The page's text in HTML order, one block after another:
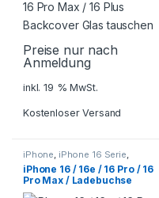
Preise nur nach
Anmeldung
inkl. 19 % MwSt.
Kostenloser Versand
iPhone, iPhone 16 Serie,
Smartphone Reparatur
iPhone 16 / 16e / 16 Pro / 16
Pro Max / Ladebuchse
Reparatur